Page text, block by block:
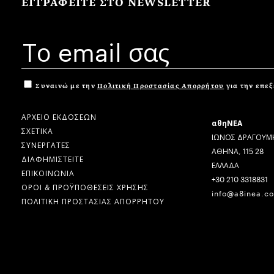
Συναινώ με την Πολιτική Προστασίας Απορρήτου για την
ΑΡΧΕΙΟ ΕΚΔΟΣΕΩΝ
ΣΧΕΤΙΚΑ
ΣΥΝΕΡΓΑΤΕΣ
ΔΙΑΦΗΜΙΣΤΕΙΤΕ
ΕΠΙΚΟΙΝΩΝΙΑ
ΟΡΟΙ & ΠΡΟΫΠΟΘΕΣΕΙΣ ΧΡΗΣΗΣ
ΠΟΛΙΤΙΚΗ ΠΡΟΣΤΑΣΙΑΣ ΑΠΟΡΡΗΤΟΥ
αθηΝΕΑ
ΙΩΝΟΣ
ΑΘΗΝΑ, 115 28
ΕΛΛΑΔΑ
+30 210 3318831